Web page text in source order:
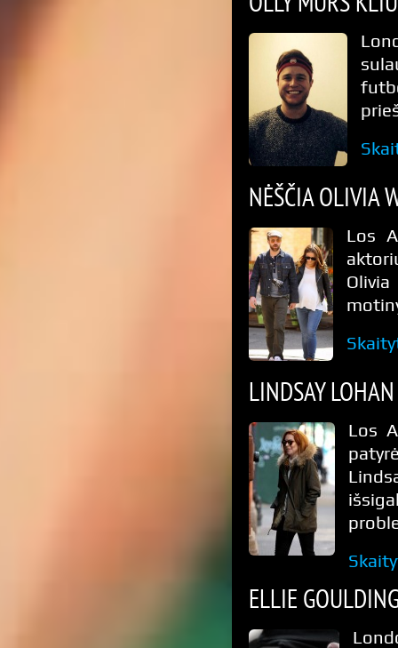
NĖŠČIA OLIVIA
Los
LINDSAY
Los
ELLIE